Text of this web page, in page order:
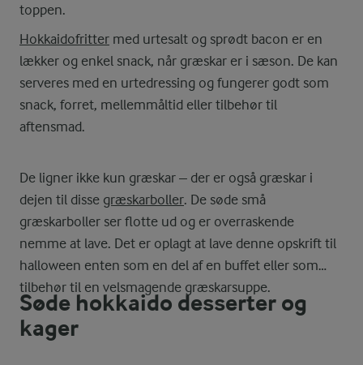
toppen.
Hokkaidofritter med urtesalt og sprødt bacon er en
lækker og enkel snack, når græskar er i sæson. De kan
serveres med en urtedressing og fungerer godt som
snack, forret, mellemmåltid eller tilbehør til
aftensmad.
De ligner ikke kun græskar – der er også græskar i
dejen til disse græskarboller. De søde små
græskarboller ser flotte ud og er overraskende
nemme at lave. Det er oplagt at lave denne opskrift til
halloween enten som en del af en buffet eller som
tilbehør til en velsmagende græskarsuppe.
Søde hokkaido desserter og
kager